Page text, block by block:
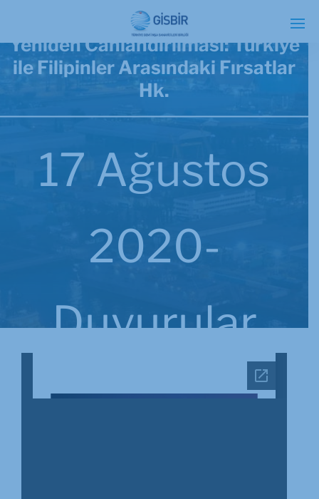
Güneydoğu Asya İşbirliğinin
Yeniden Canlandırılması: Türkiye
ile Filipinler Arasındaki Fırsatlar
Hk.
17 Ağustos
2020-
Duyurular